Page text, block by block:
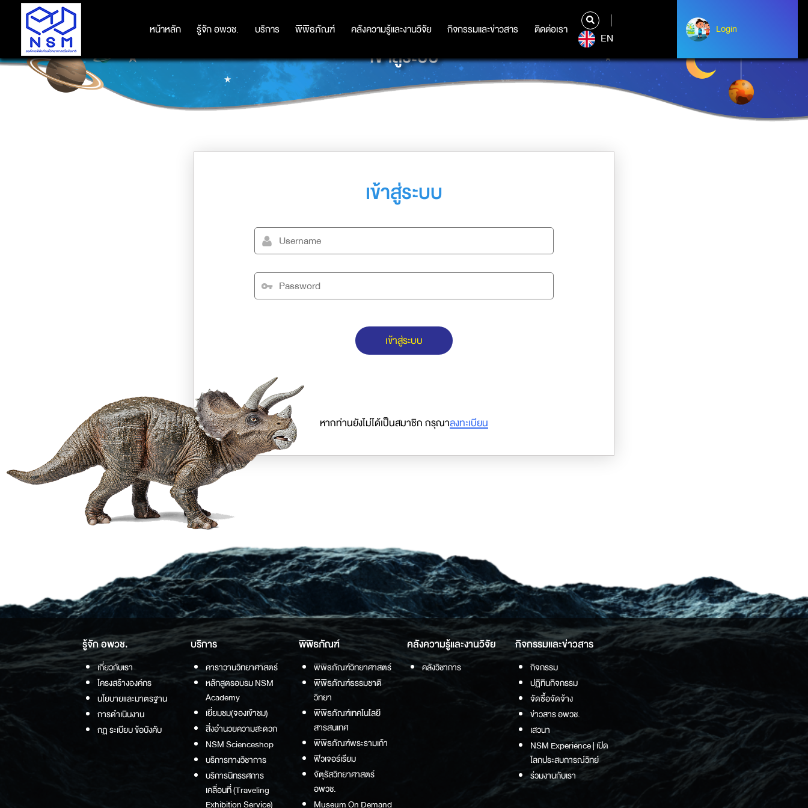
หน้าหลัก รู้จัก อพวช. บริการ พิพิธภัณฑ์ คลังความรู้และงานวิจัย กิจกรรมและข่าวสาร ติดต่อเรา
หน้าหลัก รู้จัก อพวช. บริการ พิพิธภัณฑ์ คลังความรู้และงานวิจัย กิจกรรมและข่าวสาร ติดต่อเรา
EN
Login
Albert Einstein
เข้าสู่ระบบ
เข้าสู่ระบบ
เข้าสู่ระบบ
หากท่านยังไม่ได้เป็นสมาชิก กรุณาลงทะเบียน
รู้จัก อพวช.
เกี่ยวกับเรา
โครงสร้างองค์กร
นโยบายและมาตรฐาน
การดำเนินงาน
กฏ ระเบียบ ข้อบังคับ
บริการ
คาราวานวิทยาศาสตร์
หลักสูตรอบรม NSM
Academy
เยี่ยมชม(จองเข้าชม)
สิ่งอำนวยความสะดวก
NSM Scienceshop
บริการทางวิชาการ
บริการนิทรรศการ
เคลื่อนที่ (Traveling
Exhibition Service)
พิพิธภัณฑ์
พิพิธภัณฑ์วิทยาศาสตร์
พิพิธภัณฑ์ธรรมชาติ
วิทยา
พิพิธภัณฑ์เทคโนโลยี
สารสนเทศ
พิพิธภัณฑ์พระรามเก้า
ฟิวเจอร์เรียม
จัตุรัสวิทยาศาสตร์
อพวช.
Museum On Demand
คลังความรู้และงานวิจัย
คลังวิชาการ
กิจกรรมและข่าวสาร
กิจกรรม
ปฏิทินกิจกรรม
จัดซื้อจัดจ้าง
ข่าวสาร อพวช.
เสวนา
NSM Experience | เปิด
โลกประสบการณ์วิทย์
ร่วมงานกับเรา